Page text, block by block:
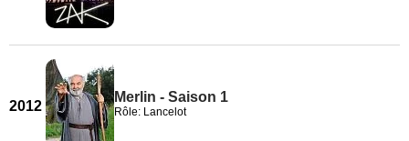
2012
Merlin - Saison 1
Rôle: Lancelot